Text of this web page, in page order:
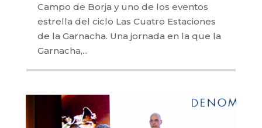
Campo de Borja y uno de los eventos
estrella del ciclo Las Cuatro Estaciones
de la Garnacha. Una jornada en la que la
Garnacha,...